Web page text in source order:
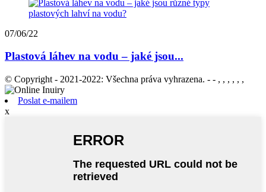
07/06/22
Plastová láhev na vodu – jaké jsou...
© Copyright - 2021-2022: Všechna práva vyhrazena. - - , , , , , ,
Poslat e-mailem
x